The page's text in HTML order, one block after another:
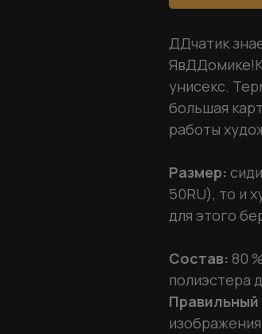
ДДчатик
унисекс.
большая
работы
Размер:
50RU), то и
для этого
Состав: 80
полиэстера
Правильный